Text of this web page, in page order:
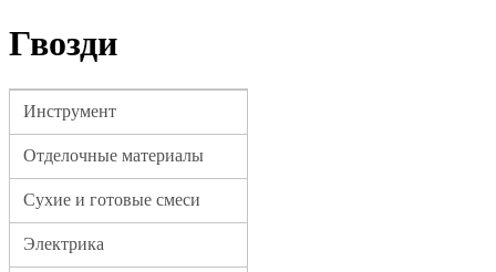
Гвозди
Инструмент
Отделочные материалы
Сухие и готовые смеси
Электрика